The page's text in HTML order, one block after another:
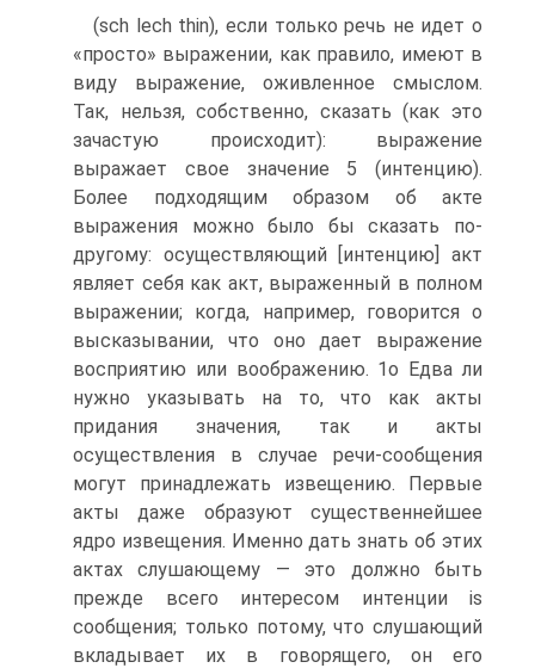
(sch lech thin), если только речь не идет о
«просто» выражении, как правило, имеют в
виду выражение, оживленное смыслом.
Так, нельзя, собственно, сказать (как это
зачастую происходит): выражение
выражает свое значение 5 (интенцию).
Более подходящим образом об акте
выражения можно было бы сказать по-
другому: осуществляющий [интенцию] акт
являет себя как акт, выраженный в полном
выражении; когда, например, говорится о
высказывании, что оно дает выражение
восприятию или воображению. 1о Едва ли
нужно указывать на то, что как акты
придания значения, так и акты
осуществления в случае речи-сообщения
могут принадлежать извещению. Первые
акты даже образуют существеннейшее
ядро извещения. Именно дать знать об этих
актах слушающему — это должно быть
прежде всего интересом интенции is
сообщения; только потому, что слушающий
вкладывает их в говорящего, он его